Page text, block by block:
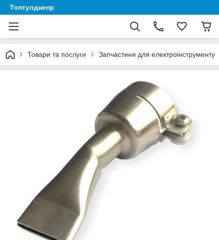
Топтулднепр
Товари та послуги Запчастини для електроінструменту